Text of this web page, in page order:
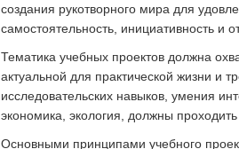
создания рукотворного мира для
самостоятельность, инициативность и
Тематика учебных проектов должна
актуальной для практической жизни и
исследовательских навыков, умения
экономика, экология, должны
Основными принципами учебного